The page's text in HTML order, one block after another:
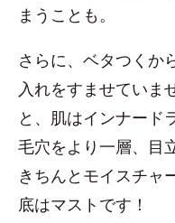
まうことも。
さらに、ベタつくか
入れをすませていま
と、肌はインナード
毛穴をより一層、目
きちんとモイスチャ
底はマストです！